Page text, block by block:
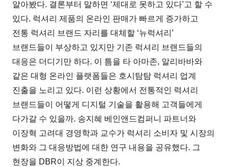
알아봤다. 결론부터 말하면 ‘제대로 못하고 있다’고 할 수
있다. 럭셔리 제품의 온라인 판매가 빠르게 증가하고
전통 럭셔리 브랜드 자리를 대체할 ‘뉴럭셔리’
브랜드들이 부상하고 있지만 기존 럭셔리 브랜드들의
대응은 더디기만 하다. 이 틈을 타 아마존, 알리바바와
같은 대형 온라인 플랫폼들은 호시탐탐 럭셔리 업계
진출을 노리고 있다. 이런 상황에서 전통적인 럭셔리
브랜드들이 어떻게 디지털 기술을 활용해 고객들에게
다가갈 수 있을까. 송지혜 베인앤드컴퍼니 파트너와
이장혁 고려대 경영학과 교수가 럭셔리 소비자 및 시장의
변화와 그 대응방법에 대한 연구 내용을 공유했다. 그
현장을 DBR이 지상 중계한다.